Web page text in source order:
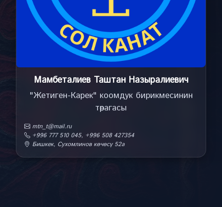
Мамбеталиев Таштан Назыралиевич
"Жетиген-Карек" коомдук бирикмесинин
тѳрагасы
mtn_t@mail.ru
+996 777 510 045, +996 508 427354
Бишкек, Сухомлинов кѳчѳсү 52а